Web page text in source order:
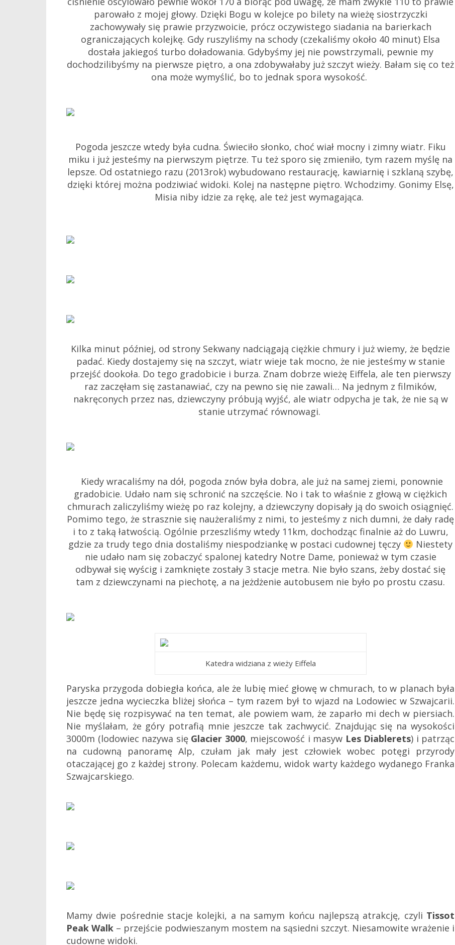
parowało z mojej głowy. Dzięki Bogu w kolejce po bilety na wieżę siostrzyczki
zachowywały się prawie przyzwoicie, prócz oczywistego siadania na barierkach
ograniczających kolejkę. Gdy ruszyliśmy na schody (czekaliśmy około 40 minut) Elsa
dostała jakiegoś turbo doładowania. Gdybyśmy jej nie powstrzymali, pewnie my
dochodzilibyśmy na pierwsze piętro, a ona zdobywałaby już szczyt wieży. Bałam się co też
ona może wymyślić, bo to jednak spora wysokość.
Pogoda jeszcze wtedy była cudna. Świeciło słonko, choć wiał mocny i zimny wiatr. Fiku
miku i już jesteśmy na pierwszym piętrze. Tu też sporo się zmieniło, tym razem myślę na
lepsze. Od ostatniego razu (2013rok) wybudowano restaurację, kawiarnię i szklaną szybę,
dzięki której można podziwiać widoki. Kolej na następne piętro. Wchodzimy. Gonimy Elsę,
Misia niby idzie za rękę, ale też jest wymagająca.
Kilka minut później, od strony Sekwany nadciągają ciężkie chmury i już wiemy, że będzie
padać. Kiedy dostajemy się na szczyt, wiatr wieje tak mocno, że nie jesteśmy w stanie
przejść dookoła. Do tego gradobicie i burza. Znam dobrze wieżę Eiffela, ale ten pierwszy
raz zaczęłam się zastanawiać, czy na pewno się nie zawali… Na jednym z filmików,
nakręconych przez nas, dziewczyny próbują wyjść, ale wiatr odpycha je tak, że nie są w
stanie utrzymać równowagi.
Kiedy wracaliśmy na dół, pogoda znów była dobra, ale już na samej ziemi, ponownie
gradobicie. Udało nam się schronić na szczęście. No i tak to właśnie z głową w ciężkich
chmurach zaliczyliśmy wieżę po raz kolejny, a dziewczyny dopisały ją do swoich osiągnięć.
Pomimo tego, że strasznie się naużeraliśmy z nimi, to jesteśmy z nich dumni, że dały radę
i to z taką łatwością. Ogólnie przeszliśmy wtedy 11km, dochodząc finalnie aż do Luwru,
gdzie za trudy tego dnia dostaliśmy niespodziankę w postaci cudownej tęczy
Niestety
nie udało nam się zobaczyć spalonej katedry Notre Dame, ponieważ w tym czasie
odbywał się wyścig i zamknięte zostały 3 stacje metra. Nie było szans, żeby dostać się
tam z dziewczynami na piechotę, a na jeżdżenie autobusem nie było po prostu czasu.
Katedra widziana z wieży Eiffela
Paryska przygoda dobiegła końca, ale że lubię mieć głowę w chmurach, to w planach była
jeszcze jedna wycieczka bliżej słońca – tym razem był to wjazd na Lodowiec w Szwajcarii.
Nie będę się rozpisywać na ten temat, ale powiem wam, że zaparło mi dech w piersiach.
Nie myślałam, że góry potrafią mnie jeszcze tak zachwycić. Znajdując się na wysokości
3000m (lodowiec nazywa się Glacier 3000, miejscowość i masyw Les Diablerets) i patrząc
na cudowną panoramę Alp, czułam jak mały jest człowiek wobec potęgi przyrody
otaczającej go z każdej strony. Polecam każdemu, widok warty każdego wydanego Franka
Szwajcarskiego.
Mamy dwie pośrednie stacje kolejki, a na samym końcu najlepszą atrakcję, czyli Tissot
Peak Walk – przejście podwieszanym mostem na sąsiedni szczyt. Niesamowite wrażenie i
cudowne widoki.